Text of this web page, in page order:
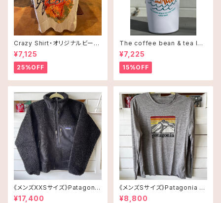
Crazy Shirt・オリジナルビーチ
タオル
¥7,125
25%OFF
The coffee bean & tea lea
f タンブラー 16oz(473ml)・C
offee and Alohaオレンジ
¥7,225
15%OFF
《メンズXXSサイズ》Patagonia
レトロX
¥17,400
《メンズSサイズ》Patagonia ロ
ングスリーブT-shirt
¥8,800